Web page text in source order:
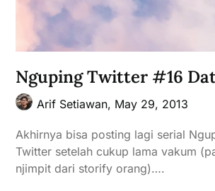
Nguping Twitter #16
Arif Setiawan, May 29, 2013
Akhirnya bisa posting lagi serial
Twitter setelah cukup lama vakum
njimpit dari storify orang)….